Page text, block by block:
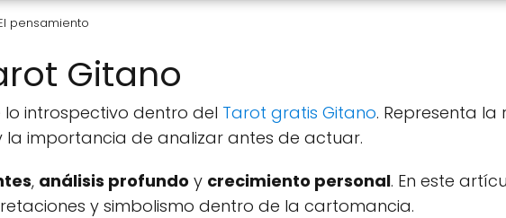
pensamiento
Gitano
introspectivo dentro del Tarot gratis Gitano. Representa la
la importancia de analizar antes de actuar.
, análisis profundo y crecimiento personal. En este
y simbolismo dentro de la cartomancia.